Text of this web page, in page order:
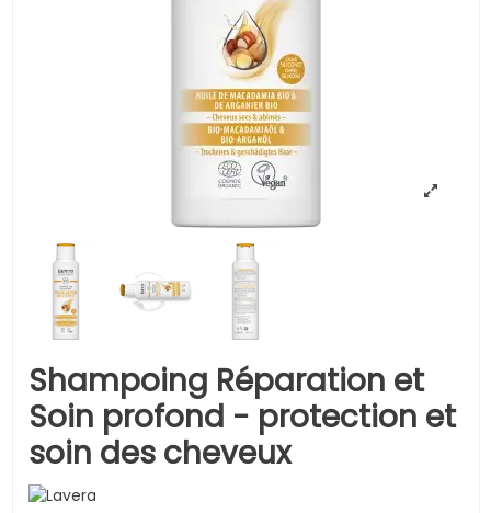
Shampoing Réparation et
Soin profond - protection et
soin des cheveux